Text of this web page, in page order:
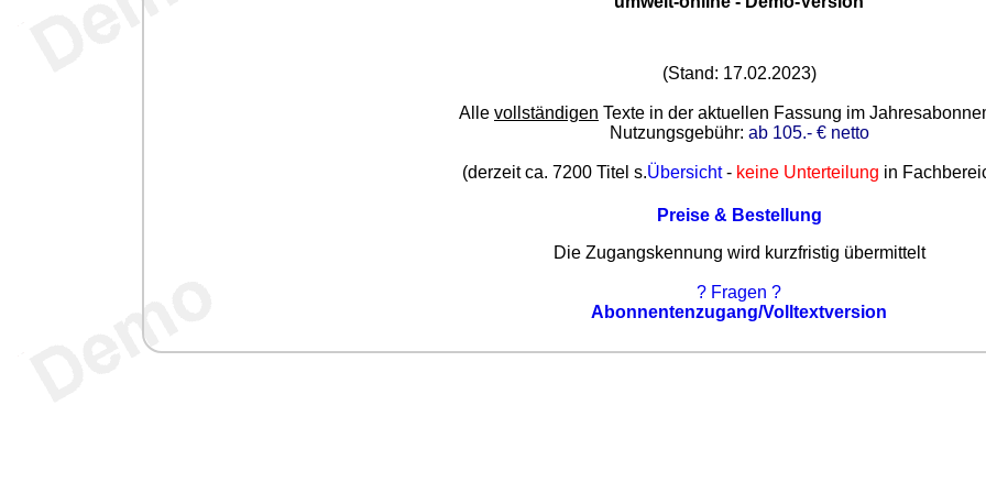
(Stand: 17.02.2023)
Alle vollständigen Texte in der aktuellen Fassung im
Nutzungsgebühr: ab 105.- € netto
(derzeit ca. 7200 Titel s.Übersicht- keine Unterteilung in
Preise & Bestellung
Die Zugangskennung wird kurzfristig übermittelt
? Fragen ?
Abonnentenzugang/Volltextversion